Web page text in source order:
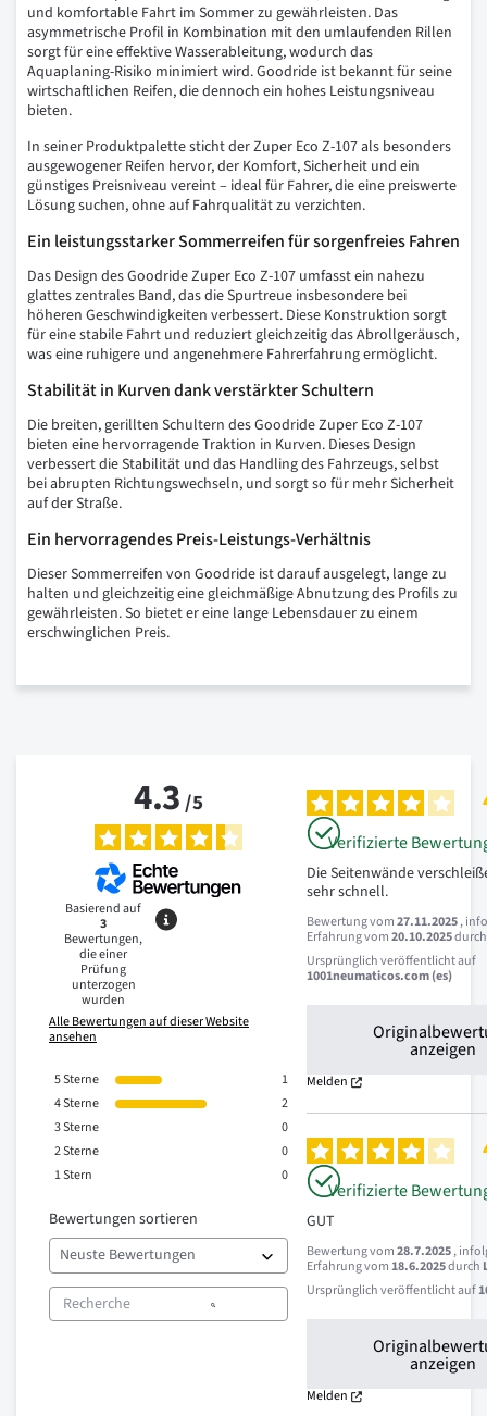
und komfortable Fahrt im Sommer zu gewährleisten. Das
asymmetrische Profil in Kombination mit den umlaufenden Rillen
sorgt für eine effektive Wasserableitung, wodurch das
Aquaplaning-Risiko minimiert wird. Goodride ist bekannt für seine
wirtschaftlichen Reifen, die dennoch ein hohes Leistungsniveau
bieten.
In seiner Produktpalette sticht der Zuper Eco Z-107 als besonders
ausgewogener Reifen hervor, der Komfort, Sicherheit und ein
günstiges Preisniveau vereint – ideal für Fahrer, die eine preiswerte
Lösung suchen, ohne auf Fahrqualität zu verzichten.
Ein leistungsstarker Sommerreifen für sorgenfreies Fahren
Das Design des Goodride Zuper Eco Z-107 umfasst ein nahezu
glattes zentrales Band, das die Spurtreue insbesondere bei
höheren Geschwindigkeiten verbessert. Diese Konstruktion sorgt
für eine stabile Fahrt und reduziert gleichzeitig das Abrollgeräusch,
was eine ruhigere und angenehmere Fahrerfahrung ermöglicht.
Stabilität in Kurven dank verstärkter Schultern
Die breiten, gerillten Schultern des Goodride Zuper Eco Z-107
bieten eine hervorragende Traktion in Kurven. Dieses Design
verbessert die Stabilität und das Handling des Fahrzeugs, selbst
bei abrupten Richtungswechseln, und sorgt so für mehr Sicherheit
auf der Straße.
Ein hervorragendes Preis-Leistungs-Verhältnis
Dieser Sommerreifen von Goodride ist darauf ausgelegt, lange zu
halten und gleichzeitig eine gleichmäßige Abnutzung des Profils zu
gewährleisten. So bietet er eine lange Lebensdauer zu einem
erschwinglichen Preis.
4.3/5
Basierend auf
3
Bewertungen,
die einer
Prüfung
unterzogen
wurden
Alle Bewertungen auf dieser Website
ansehen
5Sterne
1
4Sterne
2
3Sterne
0
2Sterne
0
1Stern 0
Bewertungen sortieren
Verifizierte
Die Seitenwände
sehr schnell.
Bewertung vom27.11.2025,
Erfahrung vom20.10.2025
Ursprünglich veröffentlicht auf
1001neumaticos.com (es)
anzeigen
Melden
Verifizierte
GUT
Bewertung vom28.7.2025,
Erfahrung vom18.6.2025durch
Ursprünglich veröffentlicht auf
anzeigen
Melden